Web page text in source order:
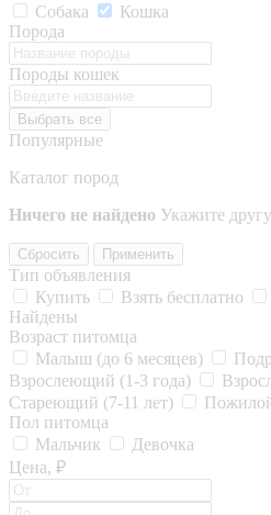
Собака
Кошка
Порода
Породы кошек
Выбрать все
Популярные
Каталог пород
Ничего не найдено Укажите
Сбросить Применить
Тип объявления
Купить
Взять бесплатно
Найдены
Возраст питомца
Малыш (до 6 месяцев)
Взрослеющий (1-3 года)
Стареющий (7-11 лет)
Пол питомца
Мальчик
Девочка
Цена, ₽